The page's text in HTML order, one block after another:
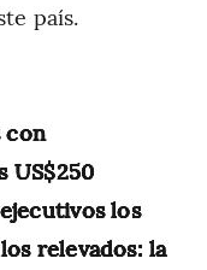
país.
con
US$250
los
relevados: la